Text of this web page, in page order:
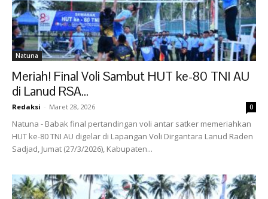
Natuna
Meriah! Final Voli Sambut HUT ke-80 TNI AU
di Lanud RSA...
Redaksi - Maret 28, 2026 0
Natuna - Babak final pertandingan voli antar satker memeriahkan
HUT ke-80 TNI AU digelar di Lapangan Voli Dirgantara Lanud Raden
Sadjad, Jumat (27/3/2026), Kabupaten...